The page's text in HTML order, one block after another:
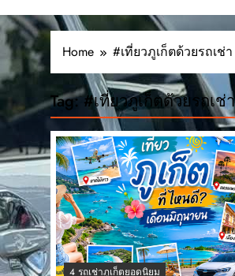
Home #เที่ยวภูเก็ตด้วยรถเช่า
Tag:#เที่ยวภูเก็ตด้วยรถเช่า
4 รถเช่าภูเก็ตยอดนิยม